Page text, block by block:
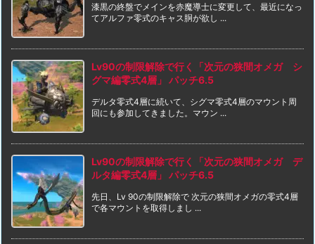
漆黒の終盤でメインを赤魔導士に変更して、最近になっ
てアルファ零式のキャス胴が欲し ...
Lv90の制限解除で行く「次元の狭間オメガ シ
グマ編零式4層」 パッチ6.5
デルタ零式4層に続いて、シグマ零式4層のマウント周
回にも参加してきました。マウン ...
Lv90の制限解除で行く「次元の狭間オメガ デ
ルタ編零式4層」 パッチ6.5
先日、Lv 90の制限解除で 次元の狭間オメガの零式4層
で各マウントを取得しまし ...